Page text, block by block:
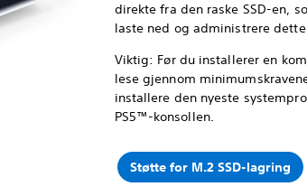
direkte fra den raske SSD-en,
laste ned og administrere
Viktig: Før du installerer en
lese gjennom
installere den nyeste
PS5™-konsollen.
Støtte for M.2 SSD-lagring